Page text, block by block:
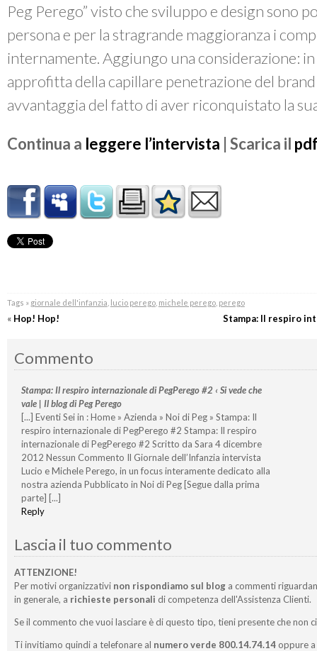
Peg Perego” visto che sviluppo e design sono
persona e per la stragrande maggioranza i
internamente. Aggiungo una considerazione:
approfitta della capillare penetrazione del
avvantaggia del fatto di aver riconquistato la
Continua a leggere l’intervista | Scarica il
Tags » giornale dell'infanzia lucio perego, michele perego, perego
« Hop! Hop! Stampa: Il respiro
Commento
Stampa: Il respiro internazionale di PegPerego #2 ‹ Si vede che
vale | Il blog di Peg Perego
[...] Eventi Sei in : Home » Azienda » Noi di Peg » Stampa: Il
respiro internazionale di PegPerego #2 Stampa: Il respiro
internazionale di PegPerego #2 Scritto da Sara 4 dicembre
2012 Nessun Commento Il Giornale dell’Infanzia intervista
Lucio e Michele Perego, in un focus interamente dedicato alla
nostra azienda Pubblicato in Noi di Peg [Segue dalla prima
parte] [...]
Reply
Lascia il tuo commento
ATTENZIONE!
Per motivi organizzativi non rispondiamo sul bloga commenti
in generale, a richieste personali di competenza dell'Assistenza Clienti.
Se il commento che vuoi lasciare è di questo tipo, tieni presente che non
Ti invitiamo quindi a telefonare al numero verde 800.14.74.14oppure a